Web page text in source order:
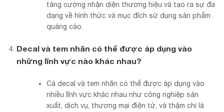
tăng cường nhận diện thương hiệu và tạo ra sự đa
dạng về hình thức và mục đích sử dụng sản phẩm
quảng cáo.
Decal và tem nhãn có thể được áp dụng vào
những lĩnh vực nào khác nhau?
Cả decal và tem nhãn có thể được áp dụng vào
nhiều lĩnh vực khác nhau như công nghiệp sản
xuất, dịch vụ, thương mại điện tử, và thậm chí là